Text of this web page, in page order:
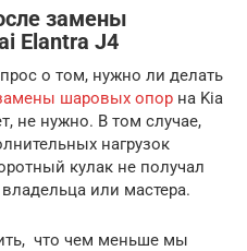
замены
Elantra J4
о том, нужно ли делать
шаровых опор на Kia
не нужно. В том случае,
нагрузок
кулак не получал
или мастера.
что чем меньше мы